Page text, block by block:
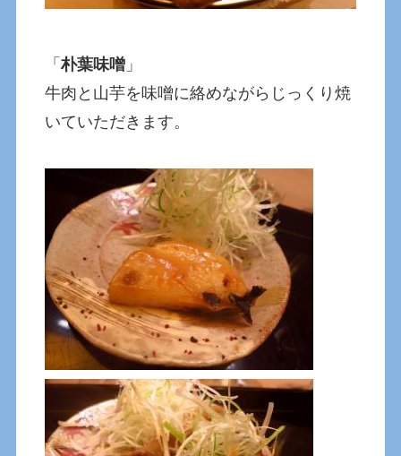
「朴葉味噌 」
牛肉と山芋を味噌に絡めながらじっくり焼
いていただきます。